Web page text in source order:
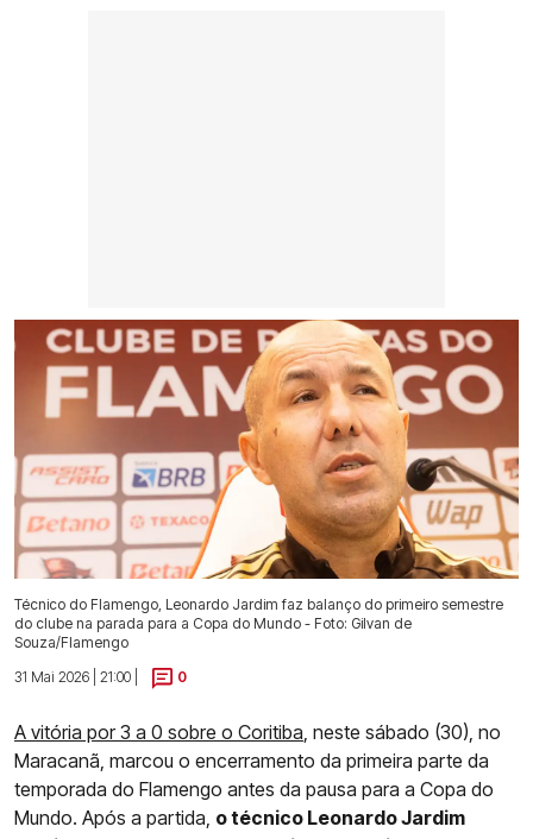
Técnico do Flamengo, Leonardo Jardim faz balanço do primeiro semestre
do clube na parada para a Copa do Mundo - Foto: Gilvan de
Souza/Flamengo
31 Mai 2026 | 21:00 |
0
A vitória por 3 a 0 sobre o Coritiba , neste sábado (30), no
Maracanã, marcou o encerramento da primeira parte da
temporada do Flamengo antes da pausa para a Copa do
Mundo. Após a partida, o técnico Leonardo Jardim